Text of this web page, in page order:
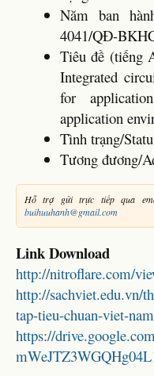
Năm ban
4041/QĐ-
Tiêu đề (tiếng
Integrated
for
application
Tình trạng/
Tương đương/
Hỗ trợ gửi trực tiếp qua
buihuuhanh@gmail.com
Link Download
http://nitroflare.com/
http://sachviet.edu.vn/
tap-tieu-chuan-viet-
https://